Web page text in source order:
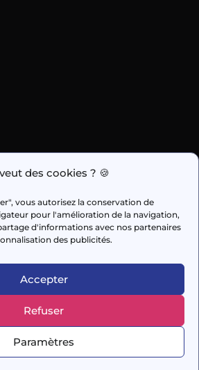
des cookies ? 🍪
vous autorisez la conservation de
pour l'amélioration de la navigation,
d'informations avec nos partenaires
des publicités.
Accepter
Refuser
Paramètres
parDigitalSeeds–Mentions